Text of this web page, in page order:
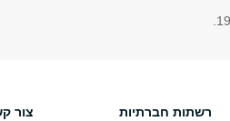
רשתות חברתיות
צור